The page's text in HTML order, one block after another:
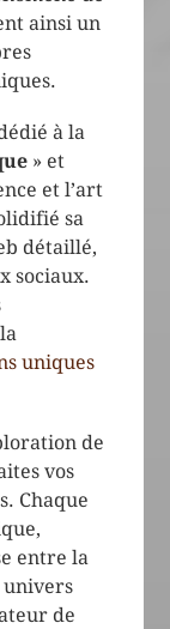
ainsi un
à la
» et
et l’art
sa
détaillé,
sociaux.
uniques
de
vos
Chaque
entre la
univers
de